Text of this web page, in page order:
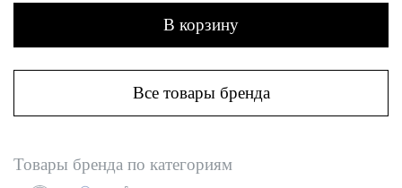
В корзину
Все товары бренда
Товары бренда по категориям